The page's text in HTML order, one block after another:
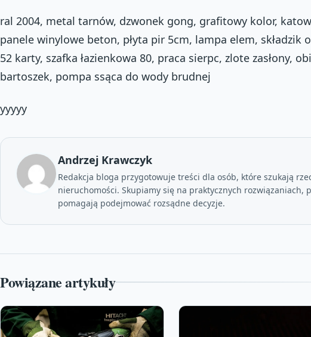
ral 2004, metal tarnów, dzwonek gong, grafitowy kolor,
panele winylowe beton, płyta pir 5cm, lampa elem, składzik
52 karty, szafka łazienkowa 80, praca sierpc, zlote zasłony,
bartoszek, pompa ssąca do wody brudnej
yyyyy
Andrzej Krawczyk
Redakcja bloga przygotowuje treści dla osób, które szukają
nieruchomości. Skupiamy się na praktycznych
pomagają podejmować rozsądne decyzje.
Powiązane artykuły